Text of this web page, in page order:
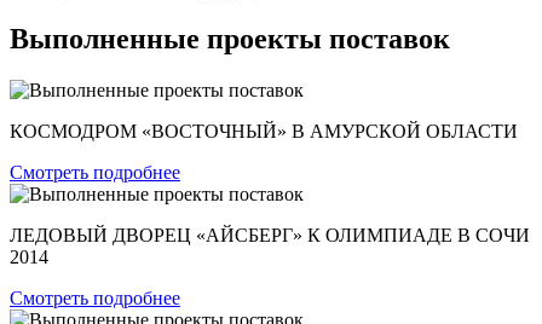
Выполненные проекты поставок
КОСМОДРОМ «ВОСТОЧНЫЙ» В АМУРСКОЙ ОБЛАСТИ
Смотреть подробнее
ЛЕДОВЫЙ ДВОРЕЦ «АЙСБЕРГ» К ОЛИМПИАДЕ В СОЧИ
2014
Смотреть подробнее